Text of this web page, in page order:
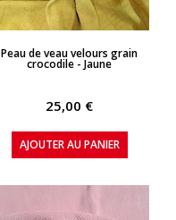
APERÇU RAPIDE
Peau de veau velours grain
crocodile - Jaune
25,00 €
AJOUTER AU PANIER